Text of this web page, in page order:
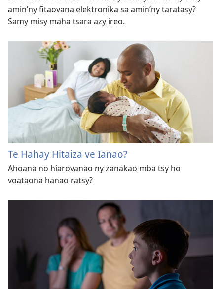
amin’ny fitaovana elektronika sa amin’ny taratasy?
Samy misy maha tsara azy ireo.
Te Hahay Hitaiza ve Ianao?
Ahoana no hiarovanao ny zanakao mba tsy ho
voataona hanao ratsy?